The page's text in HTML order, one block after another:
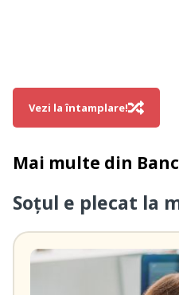
Vezi la întamplare!
Mai multe din
Soțul e plecat la